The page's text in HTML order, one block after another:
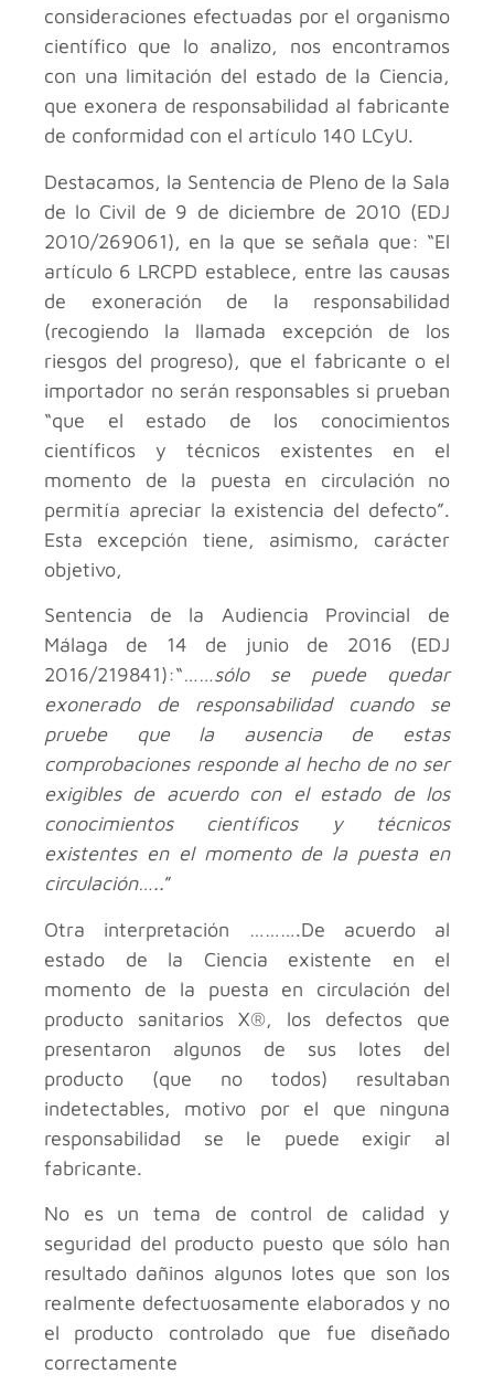
consideraciones efectuadas por el organismo
científico que lo analizo, nos encontramos
con una limitación del estado de la Ciencia,
que exonera de responsabilidad al fabricante
de conformidad con el artículo 140 LCyU.
Destacamos, la Sentencia de Pleno de la Sala
de lo Civil de 9 de diciembre de 2010 (EDJ
2010/269061), en la que se señala que: “El
artículo 6 LRCPD establece, entre las causas
de exoneración de la responsabilidad
(recogiendo la llamada excepción de los
riesgos del progreso), que el fabricante o el
importador no serán responsables si prueban
“que el estado de los conocimientos
científicos y técnicos existentes en el
momento de la puesta en circulación no
permitía apreciar la existencia del defecto”.
Esta excepción tiene, asimismo, carácter
objetivo,
Sentencia de la Audiencia Provincial de
Málaga de 14 de junio de 2016 (EDJ
2016/219841):“……sólo se puede quedar
exonerado de responsabilidad cuando se
pruebe que la ausencia de estas
comprobaciones responde al hecho de no ser
exigibles de acuerdo con el estado de los
conocimientos científicos y técnicos
existentes en el momento de la puesta en
circulación…..”
Otra interpretación ……….De acuerdo al
estado de la Ciencia existente en el
momento de la puesta en circulación del
producto sanitarios X®, los defectos que
presentaron algunos de sus lotes del
producto (que no todos) resultaban
indetectables, motivo por el que ninguna
responsabilidad se le puede exigir al
fabricante.
No es un tema de control de calidad y
seguridad del producto puesto que sólo han
resultado dañinos algunos lotes que son los
realmente defectuosamente elaborados y no
el producto controlado que fue diseñado
correctamente